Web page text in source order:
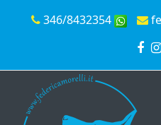
346/8432354